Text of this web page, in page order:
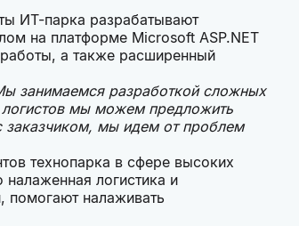
ИТ-парка разрабатывают
на платформе Microsoft ASP.NET
работы, а также расширенный
занимаемся разработкой сложных
мы можем предложить
мы идем от проблем
технопарка в сфере высоких
логистика и
помогают налаживать